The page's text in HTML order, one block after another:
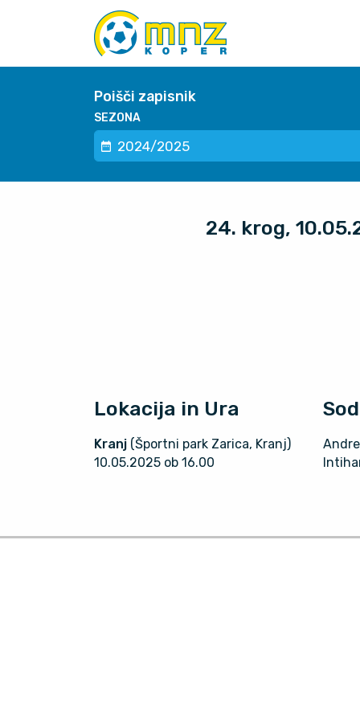
Poišči zapisnik
SEZONA
24. krog,
Lokacija in Ura
Kranj (Športni park Zarica, Kranj)
10.05.2025 ob 16.00